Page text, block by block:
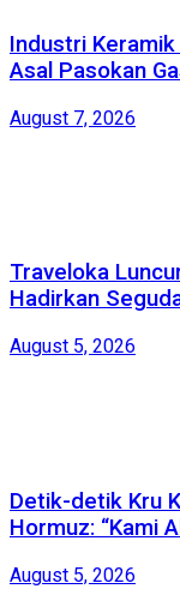
Industri
Asal Pasokan
August 7, 2026
Traveloka
Hadirkan
August 5, 2026
Detik-detik Kru
Hormuz: “Kami
August 5, 2026